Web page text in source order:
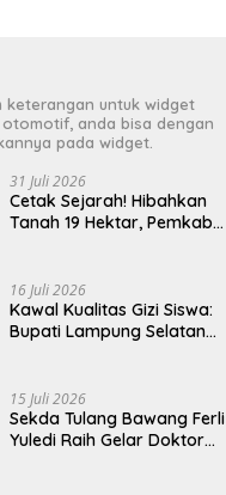
keterangan untuk widget
anda bisa dengan
pada widget.
31 Juli 2026
Cetak Sejarah! Hibahkan
Tanah 19 Hektar, Pemkab
Terintegrasi Pertama di
Lampung
16 Juli 2026
Kawal Kualitas Gizi Siswa:
Bupati Lampung Selatan
Bergizi Gratis di Natar
15 Juli 2026
Sekda Tulang Bawang Ferli
Yuledi Raih Gelar Doktor